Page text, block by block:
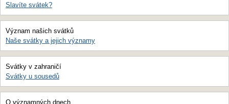
Slavíte svátek?
Význam našich svátků
Naše svátky a jejich významy
Svátky v zahraničí
Svátky u sousedů
O významných dnech